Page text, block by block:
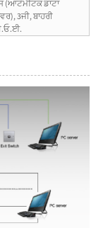
(ਆਟੋਮੈਟਿਕ ਡਾਟਾ
3ਜੀ, ਬਾਹਰੀ